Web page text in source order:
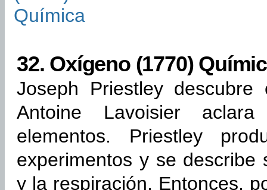
32. Oxígeno (1770)
Joseph Priestley
Antoine Lavoisier
elementos. Priestley
experimentos y se
y la respiración. Entonces,